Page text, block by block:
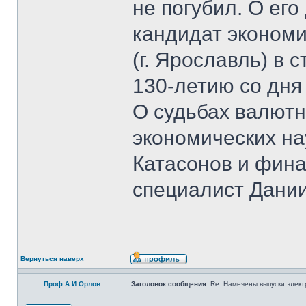
не погубил. О
кандидат
(г. Ярославль) в
130-летию со
О судьбах
экономических
Катасонов и
специалист
Вернуться наверх
Проф.А.И.Орлов Заголовок сообщения: Re: Намечены выпуски